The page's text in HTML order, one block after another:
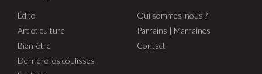
Édito
Art et culture
Bien-être
Derrière les coulisses
Qui sommes-nous ?
Parrains | Marraines
Contact